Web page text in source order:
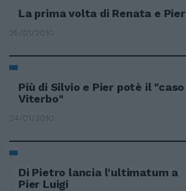
La prima volta di Renata e Pier
25/01/2010
Più di Silvio e Pier potè il "caso
Viterbo"
24/01/2010
Di Pietro lancia l'ultimatum a
Pier Luigi